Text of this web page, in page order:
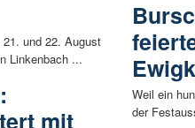
und 22. August
Linkenbach ...
mit
Weil ein
der